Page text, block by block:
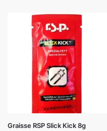
Graisse RSP Slick Kick 8g